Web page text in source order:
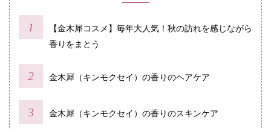
【金木犀コスメ】毎年大人気！秋の訪れを感じながら
香りをまとう
金木犀（キンモクセイ）の香りのヘアケア
金木犀（キンモクセイ）の香りのスキンケア